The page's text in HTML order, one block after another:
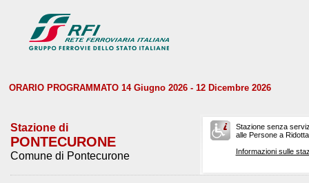
ORARIO PROGRAMMATO 14 Giugno 2026 - 12 Dicembre 2026
Stazione di
PONTECURONE
Comune di Pontecurone
Stazione senza
alle Persone a
Informazioni sulle